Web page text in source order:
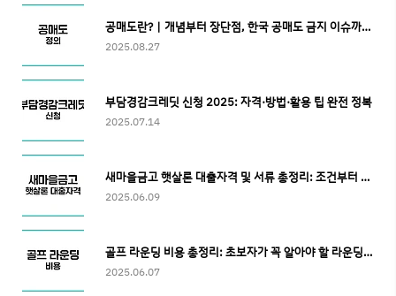
공매도란?｜개념부터 장단점, 한국 공매도 금지 이슈까지 총정리
2025.08.27
부담경감크레딧 신청 2025: 자격·방법·활용 팁 완전 정복
2025.07.14
새마을금고 햇살론 대출자격 및 서류 총정리: 조건부터 준비서류까지
2025.06.09
골프 라운딩 비용 총정리: 초보자가 꼭 알아야 할 라운딩 뜻과 필수 지출 항목
2025.06.07